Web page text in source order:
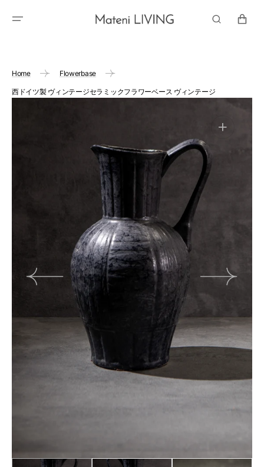
ー
Home Flowerbase
西ドイツ製 ヴィンテージセラミックフラワーベース ヴィンテージ